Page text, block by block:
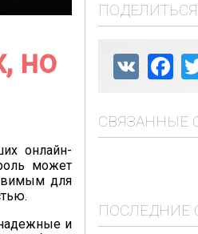
но
онлайн-
может
для
и
ПОДЕЛИТЬСЯ
VK
СВЯЗАННЫЕ
ПОСЛЕДНИЕ